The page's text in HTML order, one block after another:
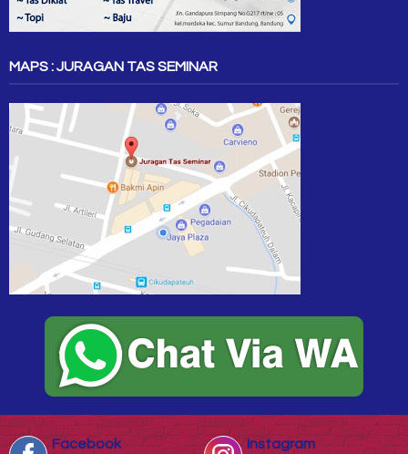
MAPS : JURAGAN TAS SEMINAR
Facebook Instagram